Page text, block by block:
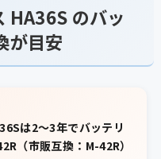
HA36S のバッ
が目安
は2〜3年でバッテリ
（市販互換：M-42R）